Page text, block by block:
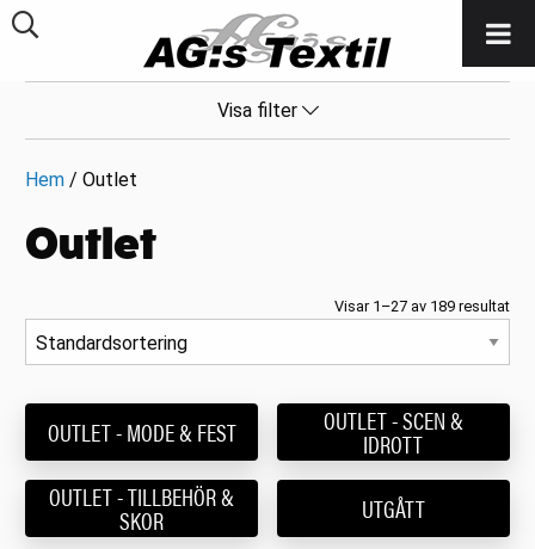
Visa filter
Hem / Outlet
Outlet
Visar 1–27 av 189 resultat
OUTLET - MODE & FEST OUTLET - SCEN &
IDROTT
OUTLET - TILLBEHÖR &
SKOR UTGÅTT